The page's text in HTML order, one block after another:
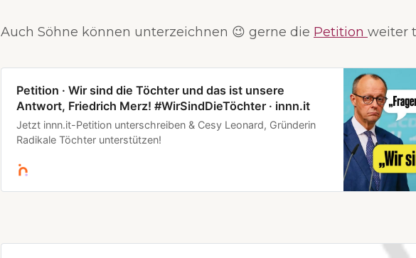
Auch Söhne können unterzeichnen 😉 gerne die Petition weiter
Petition · Wir sind die Töchter und das ist unsere
Antwort, Friedrich Merz! #WirSindDieTöchter · innn.it
Jetzt innn.it-Petition unterschreiben & Cesy Leonard, Gründerin
Radikale Töchter unterstützen!